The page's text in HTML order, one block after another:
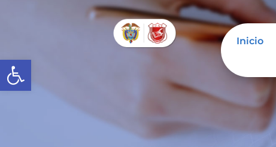
Abrir barra de herramientas
Inicio